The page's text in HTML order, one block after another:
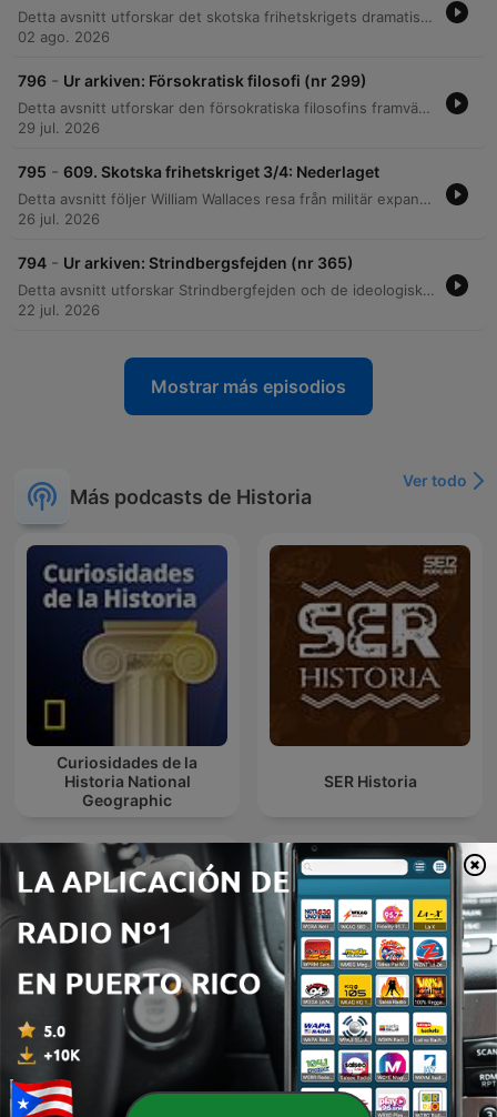
Detta avsnitt utforskar det skotska frihetskrigets dramatiska vändpunkter runt 1304 och framåt. Vi följer Edvard I:s brutala invasion och belägringskrigföring, samt Robert Bruces komplexa väg till makten – från mordet på sin rival Red Comyn till hans roll som gerillaledare genom asymmetrisk krigföring. Berättelsen kulminerar i de avgörande militära strategierna vid Bannockburn, där Bruce utnyttjar terrängen för att besegra den engelska armén. Vi avslutar med efterspelet, Arbroath-deklarationen och freden i York, som tillsammans lade grunden för en skotsk nationell identitet och självständighet.
02 ago. 2026
796 - Ur arkiven: Försokratisk filosofi (nr 299)
Detta avsnitt utforskar den försokratiska filosofins framväxt och dess fokus på naturfilosofi och rationellt tänkande. Vi går igenom de historiska förutsättningarna i det grekiska området, från Thales och den milesiska skolan till Herakleitos idéer om ständig förändring. Vidare belyses kontrasterna mellan den eleatiska skolans fokus på oföränderlighet och atomisternas teori om odelbara atomer. Diskussionen berör även Empedokles teori om de fyra elementen samt skillnaden mellan teleologiska och mekanistiska förklaringar av världen.
29 jul. 2026
795 - 609. Skotska frihetskriget 3/4: Nederlaget
Detta avsnitt följer William Wallaces resa från militär expansion och ekonomisk strategi efter segern vid Stirling Bridge till hans tragiska slut. Vi utforskar de taktiska innovationerna och logistiska utmaningarna under slaget vid Falkirk, där den engelska långbågens debut och skotska schiltron-formationer spelade avgörande roller. Avsnittet belyser även de politiska omställningarna och Wallaces förvandling från krigare till diplomat, innan hans fångenskap och brutala avrättning i London. Trots engelsmännens försök att utrota hans minne, analyserar vi hur Wallace gick från att betraktas som en förrädare till att bli en odödlig skotsk frihetsmartyr.
26 jul. 2026
794 - Ur arkiven: Strindbergsfejden (nr 365)
Detta avsnitt utforskar Strindbergfejden och de ideologiska spänningarna i Sverige kring sekelskiftet 1900, där litteraturen var djupt sammanflätad med politiska kamper och klasskonflikter. Vi kontrasterar 1880-talets realism mot 1890-talets idealism och belyser hur kulturbråket mellan gestalter som Strindberg, Heidenstam och Sven Hedin präglades av personliga påhopp och aggressiv retorik. Vidare diskuteras August Strindbergs komplexa eftermäle och den paradoxala personkult som växte fram kring honom. Avsnittet belyser hur Strindberg, trots sin kritik mot officiella hyllningar, kom att bli en politiserad symbol för arbetarrörelsen och en titanisk gestalt i svensk kulturhistoria.
22 jul. 2026
Mostrar más episodios
Más podcasts de Historia
Ver todo
Curiosidades de la
Historia National
Geographic
SER Historia
Entrez dans l'Histoire El colegio invisible